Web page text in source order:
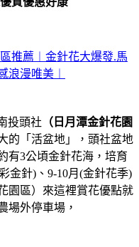
推薦︱金針花大爆發.馬
浪漫唯美︱
投頭社 （日月潭金針花園
的「活盆地」，頭社盆地
有3公頃金針花海，培育
金針)、9-10月(金針花季)
園區）來這裡賞花優點就
場外停車場，